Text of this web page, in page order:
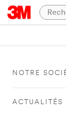
NOTRE
ACTUALITÉS